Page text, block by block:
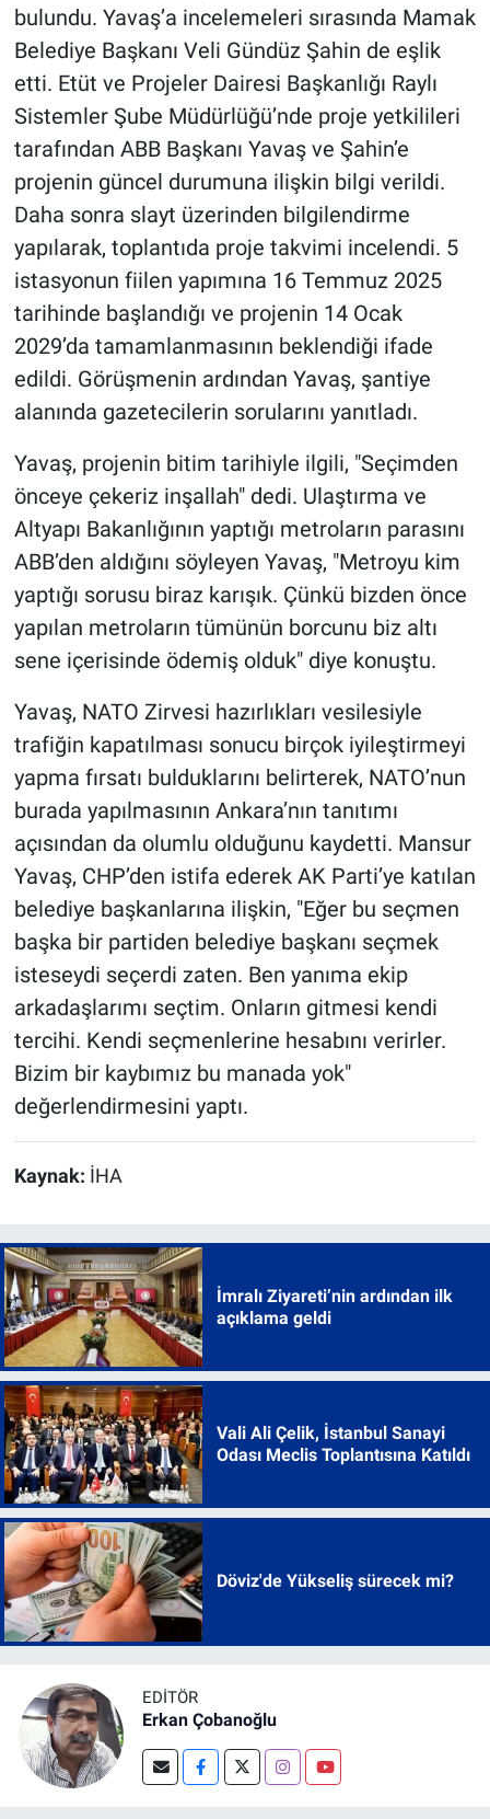
bulundu. Yavaş’a incelemeleri sırasında Mamak
Belediye Başkanı Veli Gündüz Şahin de eşlik
etti. Etüt ve Projeler Dairesi Başkanlığı Raylı
Sistemler Şube Müdürlüğü’nde proje yetkilileri
tarafından ABB Başkanı Yavaş ve Şahin’e
projenin güncel durumuna ilişkin bilgi verildi.
Daha sonra slayt üzerinden bilgilendirme
yapılarak, toplantıda proje takvimi incelendi. 5
istasyonun fiilen yapımına 16 Temmuz 2025
tarihinde başlandığı ve projenin 14 Ocak
2029’da tamamlanmasının beklendiği ifade
edildi. Görüşmenin ardından Yavaş, şantiye
alanında gazetecilerin sorularını yanıtladı.
Yavaş, projenin bitim tarihiyle ilgili, "Seçimden
önceye çekeriz inşallah" dedi. Ulaştırma ve
Altyapı Bakanlığının yaptığı metroların parasını
ABB’den aldığını söyleyen Yavaş, "Metroyu kim
yaptığı sorusu biraz karışık. Çünkü bizden önce
yapılan metroların tümünün borcunu biz altı
sene içerisinde ödemiş olduk" diye konuştu.
Yavaş, NATO Zirvesi hazırlıkları vesilesiyle
trafiğin kapatılması sonucu birçok iyileştirmeyi
yapma fırsatı bulduklarını belirterek, NATO’nun
burada yapılmasının Ankara’nın tanıtımı
açısından da olumlu olduğunu kaydetti. Mansur
Yavaş, CHP’den istifa ederek AK Parti’ye katılan
belediye başkanlarına ilişkin, "Eğer bu seçmen
başka bir partiden belediye başkanı seçmek
isteseydi seçerdi zaten. Ben yanıma ekip
arkadaşlarımı seçtim. Onların gitmesi kendi
tercihi. Kendi seçmenlerine hesabını verirler.
Bizim bir kaybımız bu manada yok"
değerlendirmesini yaptı.
Kaynak: İHA
İmralı Ziyareti’nin ardından ilk
açıklama geldi
Vali Ali Çelik, İstanbul Sanayi
Odası Meclis Toplantısına Katıldı
Döviz'de Yükseliş sürecek mi?
EDITÖR
Erkan Çobanoğlu